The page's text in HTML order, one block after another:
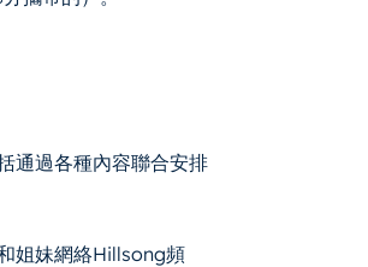
通過各種內容聯合安排
姐妹網絡Hillsong頻